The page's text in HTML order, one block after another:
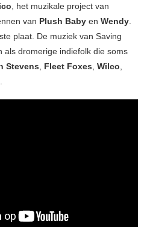
, het muzikale project van
van Plush Baby en Wendy
plaat. De muziek van Saving
als dromerige indiefolk die soms
Stevens Fleet Foxes Wilco